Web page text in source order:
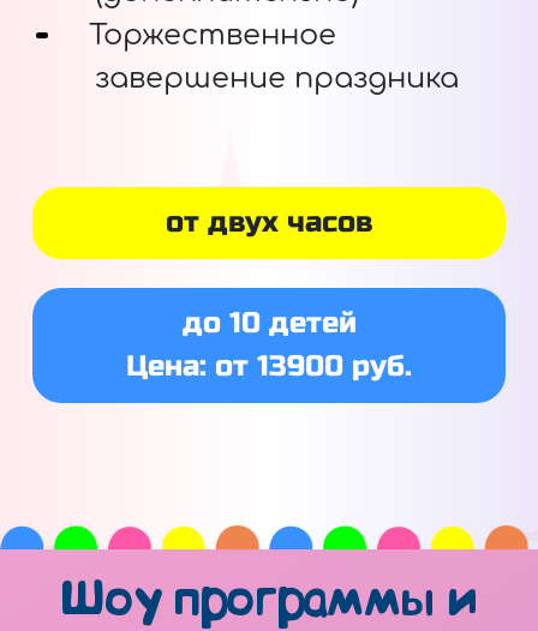
Торжественное
завершение праздника
от двух часов
до 10 детей
Цена: от 13900 руб.
Шоу программы и